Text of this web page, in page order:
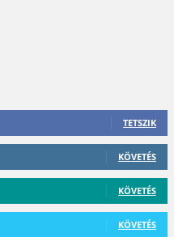
TETSZIK
KÖVETÉS
KÖVETÉS
KÖVETÉS